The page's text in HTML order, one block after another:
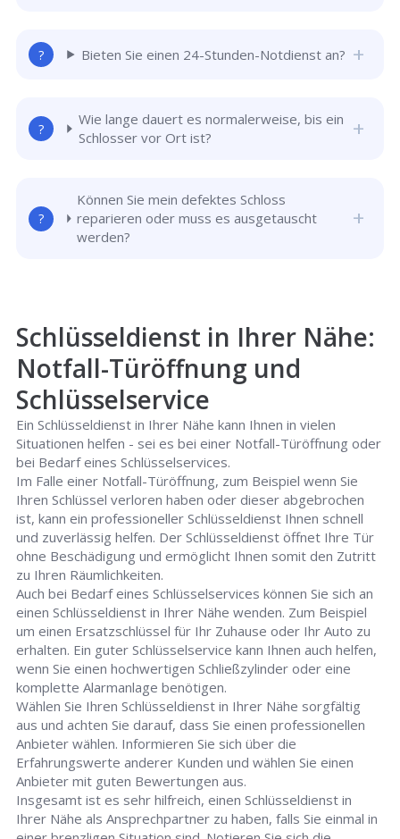
Bieten Sie einen 24-Stunden-Notdienst an?
Wie lange dauert es normalerweise, bis ein
Schlosser vor Ort ist?
Können Sie mein defektes Schloss
reparieren oder muss es ausgetauscht
werden?
Schlüsseldienst in Ihrer Nähe:
Notfall-Türöffnung und
Schlüsselservice
Ein Schlüsseldienst in Ihrer Nähe kann Ihnen in vielen
Situationen helfen - sei es bei einer Notfall-Türöffnung oder
bei Bedarf eines Schlüsselservices.
Im Falle einer Notfall-Türöffnung, zum Beispiel wenn Sie
Ihren Schlüssel verloren haben oder dieser abgebrochen
ist, kann ein professioneller Schlüsseldienst Ihnen schnell
und zuverlässig helfen. Der Schlüsseldienst öffnet Ihre Tür
ohne Beschädigung und ermöglicht Ihnen somit den Zutritt
zu Ihren Räumlichkeiten.
Auch bei Bedarf eines Schlüsselservices können Sie sich an
einen Schlüsseldienst in Ihrer Nähe wenden. Zum Beispiel
um einen Ersatzschlüssel für Ihr Zuhause oder Ihr Auto zu
erhalten. Ein guter Schlüsselservice kann Ihnen auch helfen,
wenn Sie einen hochwertigen Schließzylinder oder eine
komplette Alarmanlage benötigen.
Wählen Sie Ihren Schlüsseldienst in Ihrer Nähe sorgfältig
aus und achten Sie darauf, dass Sie einen professionellen
Anbieter wählen. Informieren Sie sich über die
Erfahrungswerte anderer Kunden und wählen Sie einen
Anbieter mit guten Bewertungen aus.
Insgesamt ist es sehr hilfreich, einen Schlüsseldienst in
Ihrer Nähe als Ansprechpartner zu haben, falls Sie einmal in